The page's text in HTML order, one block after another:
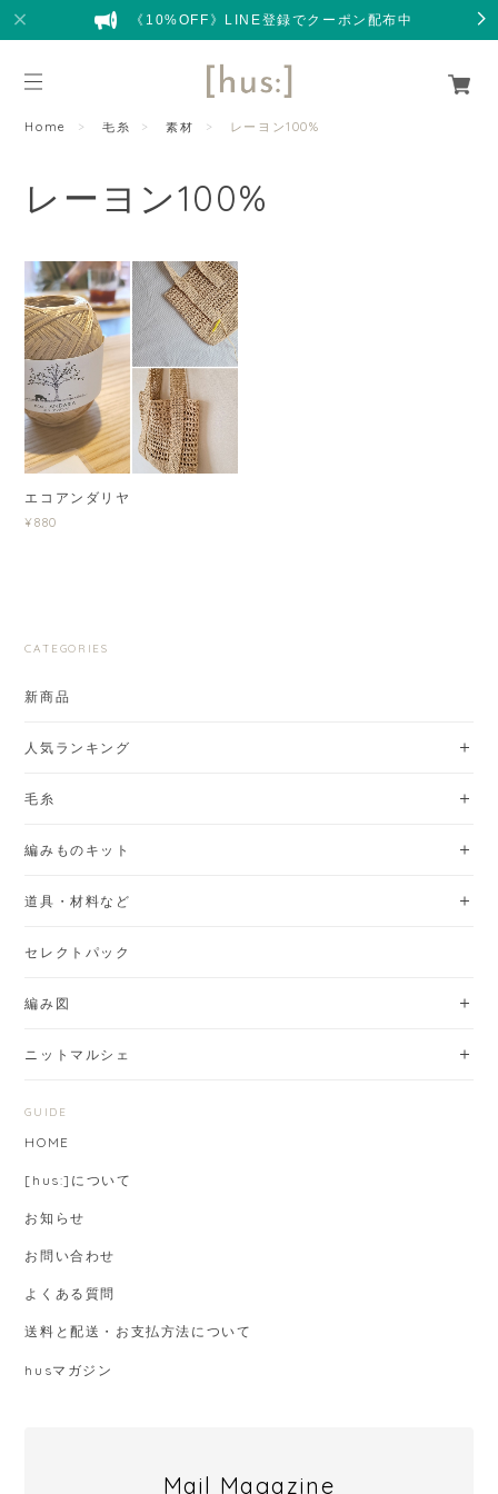
《10%OFF》LINE登録でクーポン配布中
Home 毛糸 素材 レーヨン100%
レーヨン100%
エコアンダリヤ
¥880
CATEGORIES
新商品
人気ランキング
毛糸
編みものキット
道具・材料など
セレクトパック
編み図
ニットマルシェ
GUIDE
HOME
[hus:]について
お知らせ
お問い合わせ
よくある質問
送料と配送・お支払方法について
husマガジン
Mail Magazine